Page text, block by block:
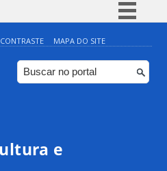
Simplifique!
Comunica BR
Participe
MAPA DO SITE
e